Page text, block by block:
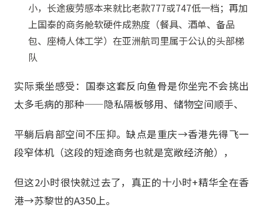
小，长途疲劳感本来就比老款777或747低一档；再加
上国泰的商务舱软硬件成熟度（餐具、酒单、备品
包、座椅人体工学）在亚洲航司里属于公认的头部梯
队
实际乘坐感受：国泰这套反向鱼骨是你坐完不会挑出
太多毛病的那种——隐私隔板够用、储物空间顺手、
平躺后肩部空间不压抑。缺点是重庆→香港先得飞一
段窄体机（这段的短途商务也就是宽敞经济舱），
但这2小时很快就过去了，真正的十小时+精华全在香
港→苏黎世的A350上。